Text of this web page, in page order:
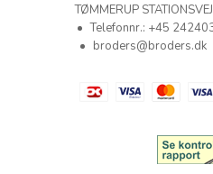
TØMMERUP
Telefonnr.: +45
broders@broders.dk